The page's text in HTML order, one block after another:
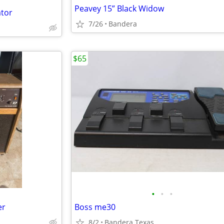
Peavey 15” Black Widow
7/26 Bandera
• • •
Boss me30
$65